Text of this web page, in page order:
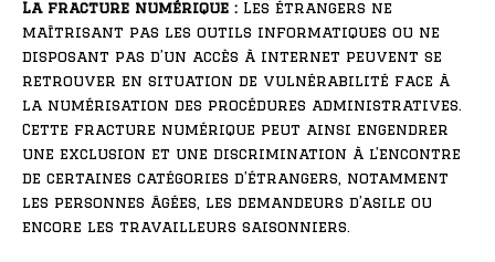
La fracture numérique : Les étrangers ne
maîtrisant pas les outils informatiques ou ne
disposant pas d’un accès à internet peuvent se
retrouver en situation de vulnérabilité face à
la numérisation des procédures administratives.
Cette fracture numérique peut ainsi engendrer
une exclusion et une discrimination à l’encontre
de certaines catégories d’étrangers, notamment
les personnes âgées, les demandeurs d’asile ou
encore les travailleurs saisonniers.